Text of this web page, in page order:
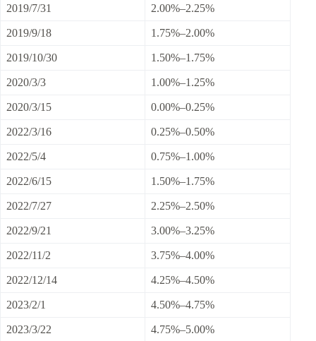
2019/7/31 2.00%–2.25%
2019/9/18 1.75%–2.00%
2019/10/30 1.50%–1.75%
2020/3/3 1.00%–1.25%
2020/3/15 0.00%–0.25%
2022/3/16 0.25%–0.50%
2022/5/4 0.75%–1.00%
2022/6/15 1.50%–1.75%
2022/7/27 2.25%–2.50%
2022/9/21 3.00%–3.25%
2022/11/2 3.75%–4.00%
2022/12/14 4.25%–4.50%
2023/2/1 4.50%–4.75%
2023/3/22 4.75%–5.00%